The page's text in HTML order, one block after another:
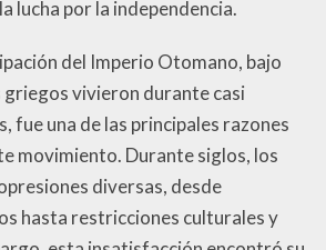
lucha por la independencia.
del Imperio Otomano, bajo
vivieron durante casi
fue una de las principales razones
movimiento. Durante siglos, los
diversas, desde
hasta restricciones culturales y